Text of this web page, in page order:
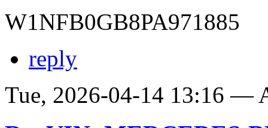
W1NFB0GB8PA971885
reply
Tue, 2026-04-14 13:16 —